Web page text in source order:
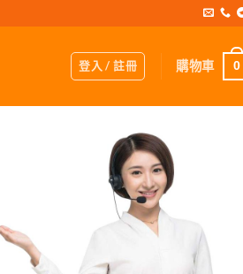
登入 / 註冊 購物車 0